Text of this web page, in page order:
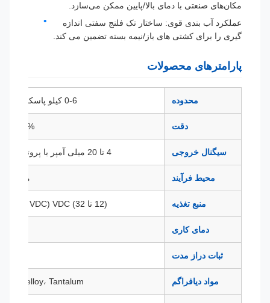
مکان‌های صنعتی با دمای بالا/پایین ممکن می‌سازد.
عملکرد آب بندی قوی: ساختار تک فلنج سفتی اندازه
گیری را برای کشتی های باز/نیمه بسته تضمین می کند.
پارامترهای محصولات
محدوده
0.25% FS، 0.5% FS
سیگنال خروجی
محیط فرآیند مایعات، گازها
منبع تغذیه
دمای کاری
ثبات دراز مدت
مواد دیافراگم 316L، Hastelloy، Tantalum و غیره